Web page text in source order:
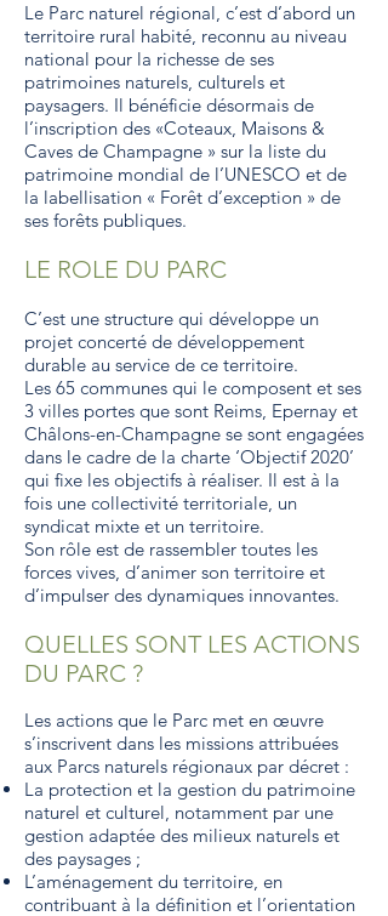
Le Parc naturel régional, c’est d’abord un
territoire rural habité, reconnu au niveau
national pour la richesse de ses
patrimoines naturels, culturels et
paysagers. Il bénéficie désormais de
l’inscription des «Coteaux, Maisons &
Caves de Champagne » sur la liste du
patrimoine mondial de l’UNESCO et de
la labellisation « Forêt d’exception » de
ses forêts publiques.
LE ROLE DU PARC
C’est une structure qui développe un
projet concerté de développement
durable au service de ce territoire.
Les 65 communes qui le composent et ses
3 villes portes que sont Reims, Epernay et
Châlons-en-Champagne se sont engagées
dans le cadre de la charte ‘Objectif 2020’
qui fixe les objectifs à réaliser. Il est à la
fois une collectivité territoriale, un
syndicat mixte et un territoire.
Son rôle est de rassembler toutes les
forces vives, d’animer son territoire et
d’impulser des dynamiques innovantes.
QUELLES SONT LES ACTIONS
DU PARC ?
Les actions que le Parc met en œuvre
s’inscrivent dans les missions attribuées
aux Parcs naturels régionaux par décret :
La protection et la gestion du patrimoine
naturel et culturel, notamment par une
gestion adaptée des milieux naturels et
des paysages ;
L’aménagement du territoire, en
contribuant à la définition et l’orientation